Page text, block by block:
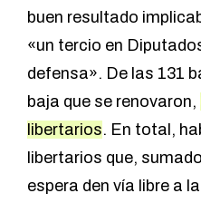
buen resultado
«un tercio en
defensa». De las 131
baja que se renovaron,
libertarios. En total,
libertarios que,
espera den vía libre a